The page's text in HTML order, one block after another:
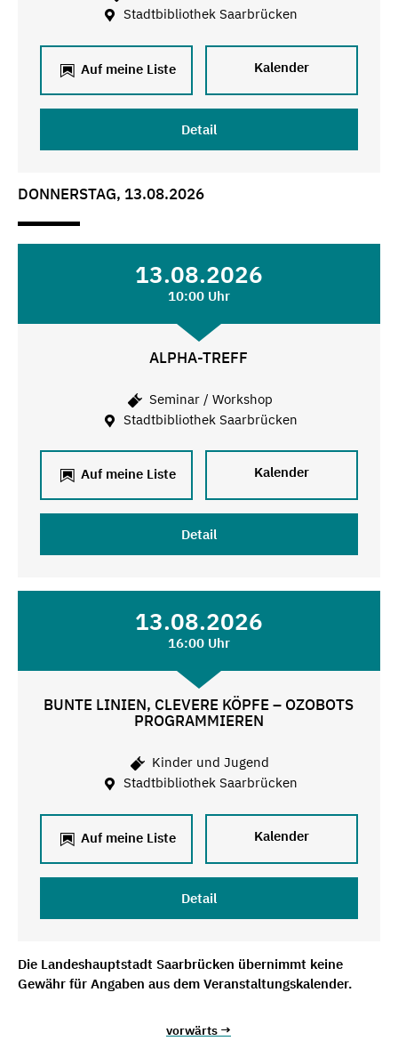
Stadtbibliothek Saarbrücken
Auf meine Liste Kalender
Detail
DONNERSTAG, 13.08.2026
13.08.2026
10:00 Uhr
ALPHA-TREFF
Seminar / Workshop
Stadtbibliothek Saarbrücken
Auf meine Liste Kalender
Detail
13.08.2026
16:00 Uhr
BUNTE LINIEN, CLEVERE KÖPFE – OZOBOTS
PROGRAMMIEREN
Kinder und Jugend
Stadtbibliothek Saarbrücken
Auf meine Liste Kalender
Detail
Die Landeshauptstadt Saarbrücken übernimmt keine
Gewähr für Angaben aus dem Veranstaltungskalender.
vorwärts →